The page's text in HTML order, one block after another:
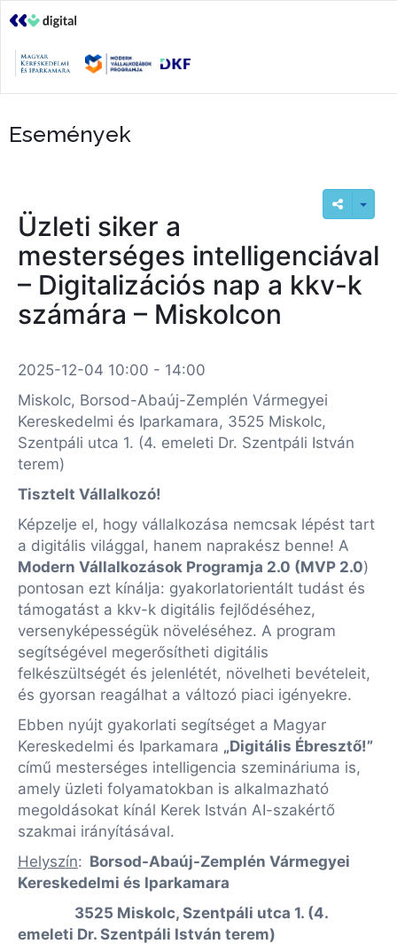
Események
Üzleti siker a
mesterséges intelligenciával
– Digitalizációs nap a kkv-k
számára – Miskolcon
2025-12-04 10:00 - 14:00
Miskolc, Borsod-Abaúj-Zemplén Vármegyei
Kereskedelmi és Iparkamara, 3525 Miskolc,
Szentpáli utca 1. (4. emeleti Dr. Szentpáli István
terem)
Tisztelt Vállalkozó!
Képzelje el, hogy vállalkozása nemcsak lépést tart
a digitális világgal, hanem naprakész benne! A
Modern Vállalkozások Programja 2.0 (MVP 2.0)
pontosan ezt kínálja: gyakorlatorientált tudást és
támogatást a kkv-k digitális fejlődéséhez,
versenyképességük növeléséhez. A program
segítségével megerősítheti digitális
felkészültségét és jelenlétét, növelheti bevételeit,
és gyorsan reagálhat a változó piaci igényekre.
Ebben nyújt gyakorlati segítséget a Magyar
Kereskedelmi és Iparkamara „Digitális Ébresztő!”
című mesterséges intelligencia szemináriuma is,
amely üzleti folyamatokban is alkalmazható
megoldásokat kínál Kerek István AI-szakértő
szakmai irányításával.
Helyszín: Borsod-Abaúj-Zemplén Vármegyei
Kereskedelmi és Iparkamara
3525 Miskolc, Szentpáli utca 1. (4.
emeleti Dr. Szentpáli István terem)